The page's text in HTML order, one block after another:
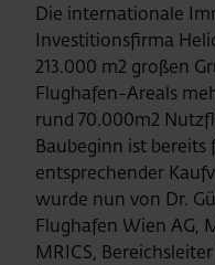
Die internationale
Investitionsfirma
213.000 m2 großen
Flughafen-Areals
rund 70.000m2
Baubeginn ist bereits
entsprechender
wurde nun von Dr.
Flughafen Wien AG,
MRICS,